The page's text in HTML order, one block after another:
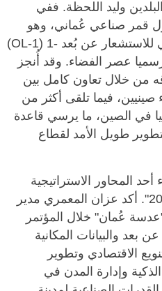
وليد اللحظة. ففي
أول قمر صناعي عُماني، وهو
القمر الصناعي العُماني الذكي للاستشعار عن بُعد -1 (OL-1)
عصر الفضاء. وقد أُنجز
من خلال تعاون كامل بين
فيما تلقى أكثر من
في الصين، ما يرسي قاعدة
طويل الأمد لقطاع
المحاور الاستراتيجية
المهمة ضمن "رؤية عُمان 2040". أكد عزان المعمري مدير
عُمان" خلال المؤتمر
بعد والبيانات المكانية
الاقتصادي وتطوير
الذكية وإدارة المدن في